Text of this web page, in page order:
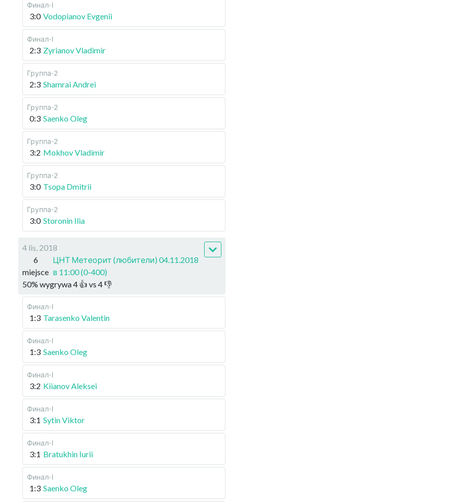
Финал-I
3:0 Vodopianov Evgenii
Финал-I
2:3 Zyrianov Vladimir
Группа-2
2:3 Shamrai Andrei
Группа-2
0:3 Saenko Oleg
Группа-2
3:2 Mokhov Vladimir
Группа-2
3:0 Tsopa Dmitrii
Группа-2
3:0 Storonin Ilia
4 lis, 2018
6
miejsce
ЦНТ Метеорит (любители) 04.11.2018
в 11:00 (0-400)
50% wygrywa4 👍 vs 4👎
Финал-I
1:3 Tarasenko Valentin
Финал-I
1:3 Saenko Oleg
Финал-I
3:2 Kiianov Aleksei
Финал-I
3:1 Sytin Viktor
Финал-I
3:1 Bratukhin Iurii
Финал-I
1:3 Saenko Oleg